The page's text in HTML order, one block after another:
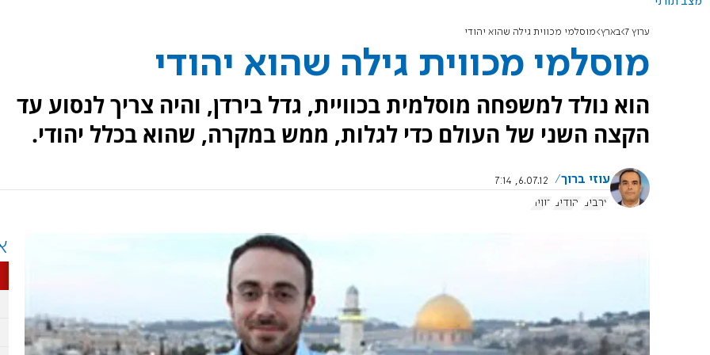
ערוץ 7 בארץ מוסלמי מכווית גילה שהוא יהודי
מוסלמי מכווית גילה שהוא יהודי
הוא נולד למשפחה מוסלמית בכוויית, גדל בירדן, והיה צריך לנסוע עד
הקצה השני של העולם כדי לגלות, ממש במקרה, שהוא בכלל יהודי.
עוזי ברוך
6.07.12, 7:14
ערבים
יהודים כווית